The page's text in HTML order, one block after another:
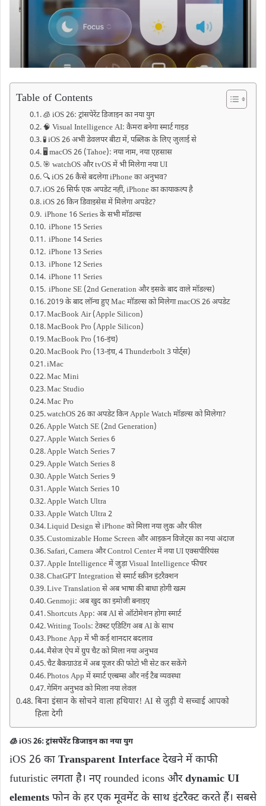
Table of Contents
🧊 iOS 26: ट्रांसपेरेंट डिजाइन का नया युग
🧠 Visual Intelligence AI: कैमरा बनेगा स्मार्ट गाइड
🧪 iOS 26 अभी डेवलपर बीटा में, पब्लिक के लिए जुलाई से
🖥️ macOS 26 (Tahoe): नया नाम, नया एहसास
🎯 watchOS और tvOS में भी मिलेगा नया UI
🔍 iOS 26 कैसे बदलेगा iPhone का अनुभव?
iOS 26 सिर्फ एक अपडेट नहीं, iPhone का कायाकल्प है
iOS 26 किन डिवाइसेस में मिलेगा अपडेट?
iPhone 16 Series के सभी मॉडल्स
iPhone 15 Series
iPhone 14 Series
iPhone 13 Series
iPhone 12 Series
iPhone 11 Series
iPhone SE (2nd Generation और इसके बाद वाले मॉडल्स)
2019 के बाद लॉन्च हुए Mac मॉडल्स को मिलेगा macOS 26 अपडेट
MacBook Air (Apple Silicon)
MacBook Pro (Apple Silicon)
MacBook Pro (16-इंच)
MacBook Pro (13-इंच, 4 Thunderbolt 3 पोर्ट्स)
iMac
Mac Mini
Mac Studio
Mac Pro
watchOS 26 का अपडेट किन Apple Watch मॉडल्स को मिलेगा?
Apple Watch SE (2nd Generation)
Apple Watch Series 6
Apple Watch Series 7
Apple Watch Series 8
Apple Watch Series 9
Apple Watch Series 10
Apple Watch Ultra
Apple Watch Ultra 2
Liquid Design से iPhone को मिला नया लुक और फील
Customizable Home Screen और आइकन विजेट्स का नया अंदाज
Safari, Camera और Control Center में नया UI एक्सपीरियंस
Apple Intelligence में जुड़ा Visual Intelligence फीचर
ChatGPT Integration से स्मार्ट स्क्रीन इंटरैक्शन
Live Translation से अब भाषा की बाधा होगी खत्म
Genmoji: अब खुद का इमोजी बनाइए
Shortcuts App: अब AI से ऑटोमेशन होगा स्मार्ट
Writing Tools: टेक्स्ट एडिटिंग अब AI के साथ
Phone App में भी कई शानदार बदलाव
मैसेज ऐप में ग्रुप चैट को मिला नया अनुभव
चैट बैकग्राउंड में अब यूजर की फोटो भी सेट कर सकेंगे
Photos App में स्मार्ट एल्बम्स और नई टैब व्यवस्था
गेमिंग अनुभव को मिला नया लेवल
बिना इंसान के सोचने वाला हथियार! AI से जुड़ी ये सच्चाई आपको
हिला देगी
🧊iOS 26: ट्रांसपेरेंट डिजाइन का नया युग
iOS 26 का Transparent Interface देखने में काफी
futuristic लगता है। नए rounded icons औरdynamic UI
elements फोन के हर एक मूवमेंट के साथ इंटरैक्ट करते हैं। सबसे